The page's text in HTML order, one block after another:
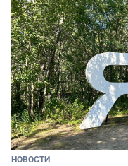
НОВОСТИ